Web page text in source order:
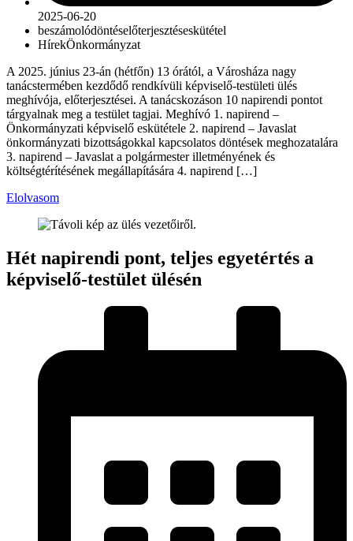
2025-06-20
beszámolódöntéselőterjesztéseskütétel
HírekÖnkormányzat
A 2025. június 23-án (hétfőn) 13 órától, a Városháza nagy
tanácstermében kezdődő rendkívüli képviselő-testületi ülés
meghívója, előterjesztései. A tanácskozáson 10 napirendi pontot
tárgyalnak meg a testület tagjai. Meghívó 1. napirend –
Önkormányzati képviselő eskütétele 2. napirend – Javaslat
önkormányzati bizottságokkal kapcsolatos döntések meghozatalára
3. napirend – Javaslat a polgármester illetményének és
költségtérítésének megállapítására 4. napirend […]
Elolvasom
Hét napirendi pont, teljes egyetértés a
képviselő-testület ülésén